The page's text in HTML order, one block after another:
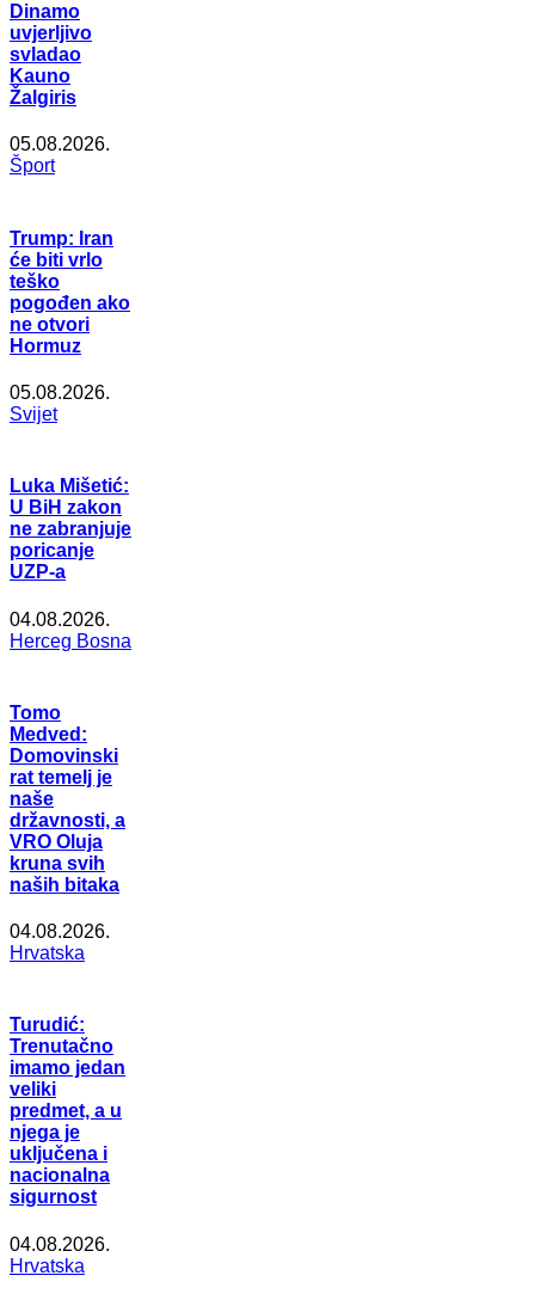
Dinamo
uvjerljivo
svladao
Kauno
Žalgiris
05.08.2026.
Šport
Trump: Iran
će biti vrlo
teško
pogođen ako
ne otvori
Hormuz
05.08.2026.
Svijet
Luka Mišetić:
U BiH zakon
ne zabranjuje
poricanje
UZP-a
04.08.2026.
Herceg Bosna
Tomo
Medved:
Domovinski
rat temelj je
naše
državnosti, a
VRO Oluja
kruna svih
naših bitaka
04.08.2026.
Hrvatska
Turudić:
Trenutačno
imamo jedan
veliki
predmet, a u
njega je
uključena i
nacionalna
sigurnost
04.08.2026.
Hrvatska